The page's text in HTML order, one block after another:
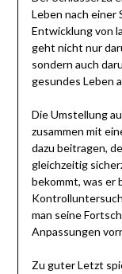
Leben nach einer
Entwicklung von
geht nicht nur
sondern auch
gesundes Leben
Die Umstellung
zusammen mit
dazu beitragen,
gleichzeitig
bekommt, was er
man seine
Anpassungen
Zu guter Letzt